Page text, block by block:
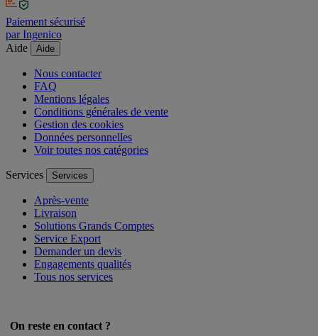
Paiement sécurisé
par Ingenico
Aide
Aide
Nous contacter
FAQ
Mentions légales
Conditions générales de vente
Gestion des cookies
Données personnelles
Voir toutes nos catégories
Services Services
Après-vente
Livraison
Solutions Grands Comptes
Service Export
Demander un devis
Engagements qualités
Tous nos services
On reste en contact ?